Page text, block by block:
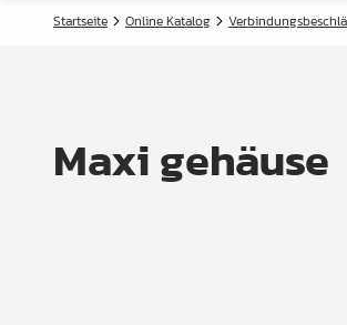
Alle anzeigen
Schlösser
Möbelindustrie
Garderobenlösungen
Über uns
Compliance
Startseite Online Katalog
Maxi gehäuse